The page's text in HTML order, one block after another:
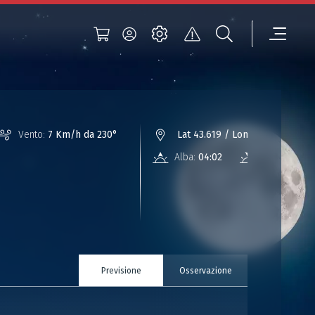
Vento: 7 Km/h da 230°
Lat 43.619 / Lon 12.937
Tramonto:
Alba: 04:02
Previsione Osservazione